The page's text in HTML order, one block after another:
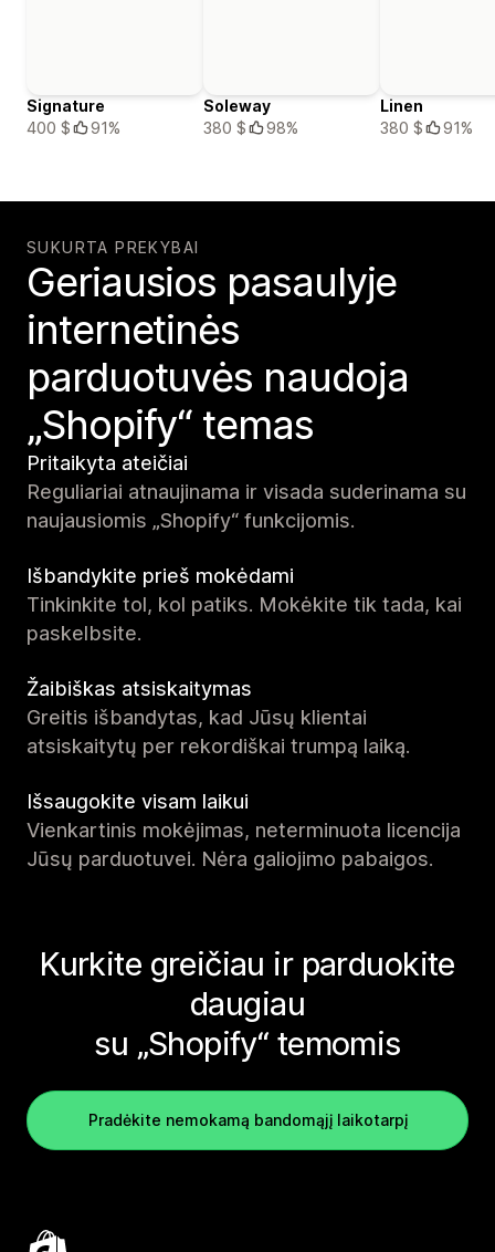
Signature
400 $
91%
Soleway
380 $
98%
Linen
380 $
91%
SUKURTA PREKYBAI
Geriausios pasaulyje
internetinės
parduotuvės naudoja
„Shopify“ temas
Pritaikyta ateičiai
Reguliariai atnaujinama ir visada suderinama su
naujausiomis „Shopify“ funkcijomis.
Išbandykite prieš mokėdami
Tinkinkite tol, kol patiks. Mokėkite tik tada, kai
paskelbsite.
Žaibiškas atsiskaitymas
Greitis išbandytas, kad Jūsų klientai
atsiskaitytų per rekordiškai trumpą laiką.
Išsaugokite visam laikui
Vienkartinis mokėjimas, neterminuota licencija
Jūsų parduotuvei. Nėra galiojimo pabaigos.
Kurkite greičiau ir parduokite
daugiau
su „Shopify“ temomis
Pradėkite nemokamą bandomąjį laikotarpį